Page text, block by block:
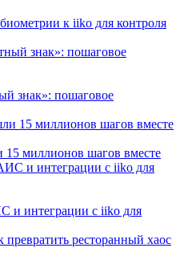
к iiko для контроля
знак»: пошаговое
миллионов шагов вместе
и интеграции с iiko для